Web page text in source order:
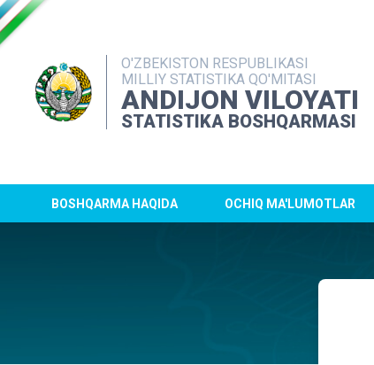
O'ZBEKISTON RESPUBLIKASI
MILLIY STATISTIKA QO'MITASI
ANDIJON VILOYATI
STATISTIKA BOSHQARMASI
BOSHQARMA HAQIDA OCHIQ MA'LUMOTLAR